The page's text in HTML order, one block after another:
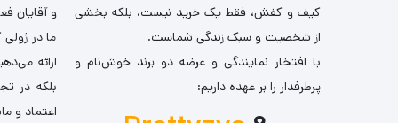
کیف و کفش، فقط یک خرید نیست، بلکه بخشی
از شخصیت و سبک زندگی شماست.
با افتخار نمایندگی و عرضه دو برند خوش‌نام و
پرطرفدار را بر عهده داریم:
و آقایان
ما در
ارائه
بلکه در
اعتماد و